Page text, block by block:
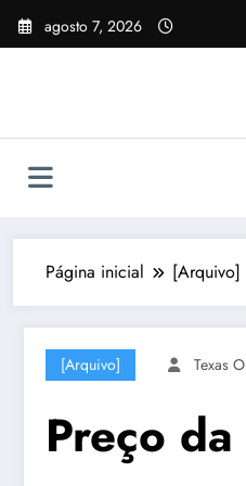
Pular
para
agosto 7, 2026
Página inicial [Arquivo]
[Arquivo] Texas
Preço